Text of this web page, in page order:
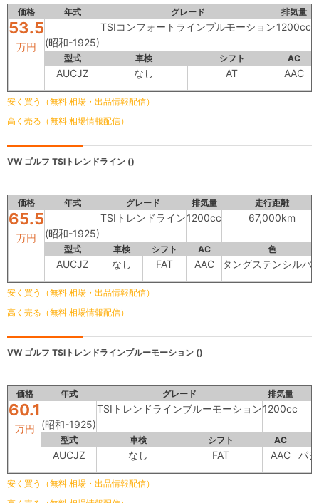
価格 年式 グレード 排気量
53.5
万円 (昭和-1925)
TSIコンフォートラインブルモーション1200cc
型式 車検 シフト AC
AUCJZ なし AT AAC
安く買う（無料 相場・出品情報配信）
高く売る（無料 相場情報配信）
VW ゴルフ TSIトレンドライン ()
価格 年式 グレード 排気量 走行距離
65.5
万円 (昭和-1925)
TSIトレンドライン1200cc 67,000km
型式 車検 シフト AC 色
AUCJZ なし FAT AAC タングステンシルバ
安く買う（無料 相場・出品情報配信）
高く売る（無料 相場情報配信）
VW ゴルフ TSIトレンドラインブルーモーション ()
価格 年式 グレード 排気量
60.1
万円 (昭和-1925)
TSIトレンドラインブルーモーション1200cc
型式 車検 シフト AC
AUCJZ なし FAT AAC パ
安く買う（無料 相場・出品情報配信）